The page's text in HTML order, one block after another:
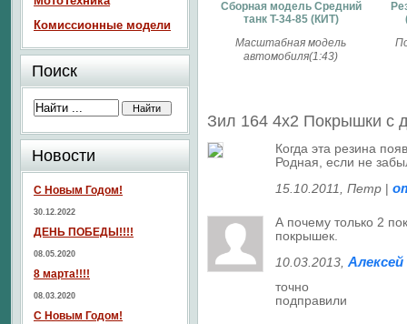
Сборная модель Средний
танк T-34-85 (КИТ)
Масштабная модель
автомобиля(1:43)
Зил 164 4х2 Покрышки с
Когда эта резина
Родная, если не
15.10.2011
, Петр |
А почему только 2
покрышек.
10.03.2013 Алексей
точно
подправили
Комиссионные модели
Поиск
Новости
С Новым Годом!
30.12.2022
ДЕНЬ ПОБЕДЫ!!!!
08.05.2020
8 марта!!!!
08.03.2020
С Новым Годом!